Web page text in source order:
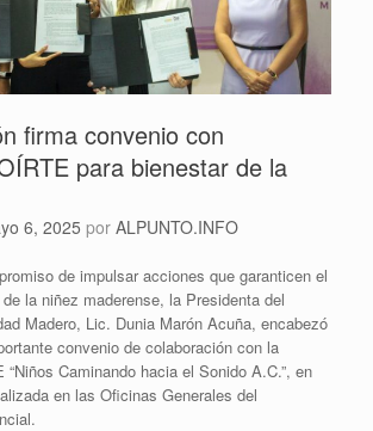
firma convenio con
para bienestar de la
6, 2025 por ALPUNTO.INFO
de impulsar acciones que garanticen el
la niñez maderense, la Presidenta del
Madero, Lic. Dunia Marón Acuña, encabezó
convenio de colaboración con la
“Niños Caminando hacia el Sonido A.C.”, en
en las Oficinas Generales del